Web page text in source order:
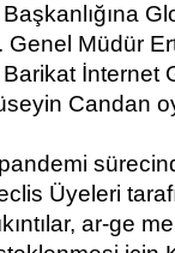
Genel Müdür
Barikat
Candan
Üyeleri
ar-ge